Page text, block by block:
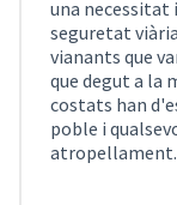
una
seguretat
vianants que
que degut a la
costats han
poble i
atropellament.